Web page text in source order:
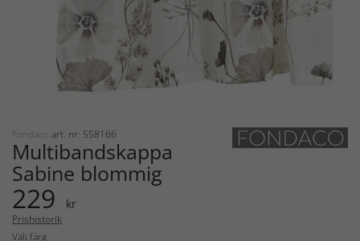
Fondaco art. nr: 558166
Multibandskappa
Sabine blommig
229 kr
Prishistorik
Välj färg